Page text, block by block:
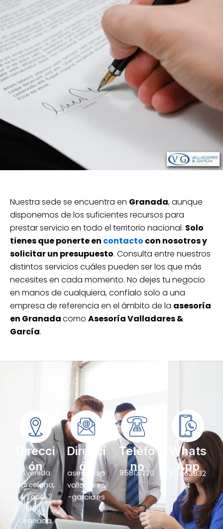
Nuestra sede se encuentra en Granada, aunque
disponemos de los suficientes recursos para
prestar servicio en todo el territorio nacional. Solo
tienes que ponerte en contacto con nosotros y
solicitar un presupuesto. Consulta entre nuestros
distintos servicios cuáles pueden ser los que más
necesites en cada momento. No dejes tu negocio
en manos de cualquiera, confíalo solo a una
empresa de referencia en el ámbito de la asesoría
en Granadacomo Asesoría Valladares &
García.
Direcci
ón
Avenida
Barcelona,
4, Local 2
18006
Granada
Direcci
ón
asesoria@
valladares
-garcia.es
Teléfo
no
958131220
Whats
App
65463832
4